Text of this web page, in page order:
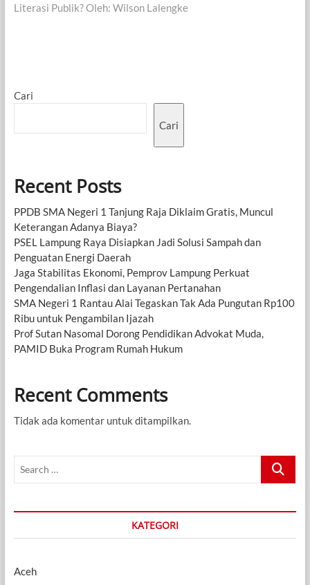
Literasi Publik? Oleh: Wilson Lalengke
Cari
Cari
Recent Posts
PPDB SMA Negeri 1 Tanjung Raja Diklaim Gratis, Muncul
Keterangan Adanya Biaya?
PSEL Lampung Raya Disiapkan Jadi Solusi Sampah dan
Penguatan Energi Daerah
Jaga Stabilitas Ekonomi, Pemprov Lampung Perkuat
Pengendalian Inflasi dan Layanan Pertanahan
SMA Negeri 1 Rantau Alai Tegaskan Tak Ada Pungutan Rp100
Ribu untuk Pengambilan Ijazah
Prof Sutan Nasomal Dorong Pendidikan Advokat Muda,
PAMID Buka Program Rumah Hukum
Recent Comments
Tidak ada komentar untuk ditampilkan.
Search
KATEGORI
Aceh